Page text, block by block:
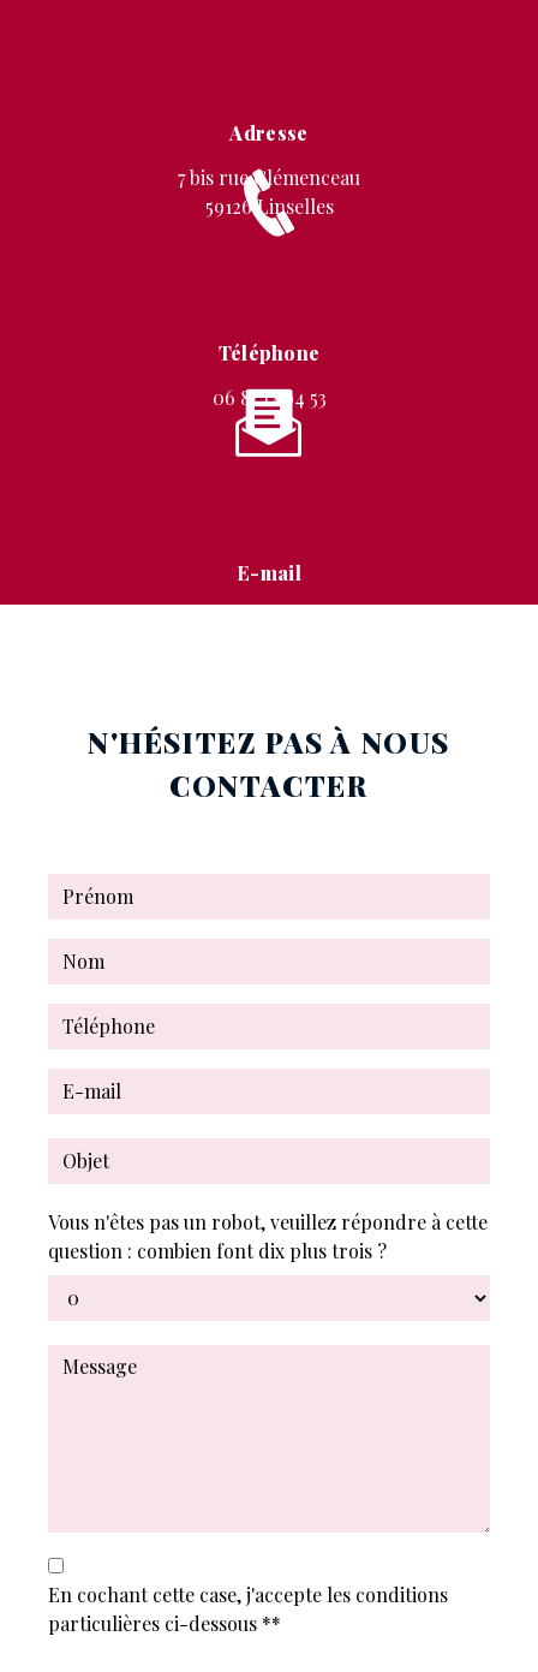
Adresse
7 bis rue Clémenceau
59126 Linselles
Téléphone
06 87 12 94 53
E-mail
N'HÉSITEZ PAS À NOUS
CONTACTER
Vous n'êtes pas un robot, veuillez répondre à cette
question : combien font dix plus trois ?
En cochant cette case, j'accepte les conditions
particulières ci-dessous **